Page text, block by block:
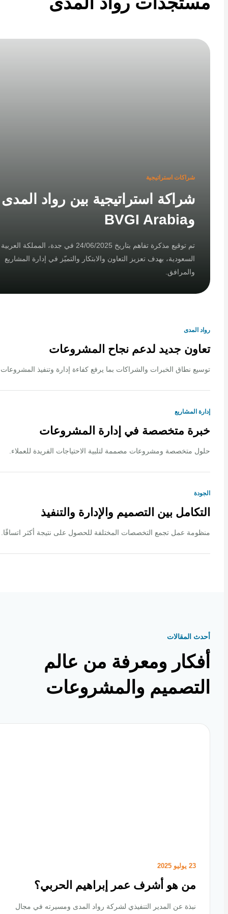
شراكات استراتيجية
شراكة استراتيجية بين رواد المدى
تم توقيع مذكرة تفاهم بتاريخ 24/06/2025 في جدة، المملكة العربية
السعودية، بهدف تعزيز التعاون والابتكار والتميّز في إدارة المشاريع
جديد لدعم نجاح المشروعات
نطاق الخبرات والشراكات بما يرفع كفاءة إدارة وتنفيذ المشروعات.
المشاريع
متخصصة في إدارة المشروعات
متخصصة ومشروعات مصممة لتلبية الاحتياجات الفريدة للعملاء.
بين التصميم والإدارة والتنفيذ
عمل تجمع التخصصات المختلفة للحصول على نتيجة أكثر اتساقًا.
المقالات
ومعرفة من عالم
والمشروعات
من هو أشرف عمر إبراهيم الحربي؟
نبذة عن المدير التنفيذي لشركة رواد المدى ومسيرته في مجال